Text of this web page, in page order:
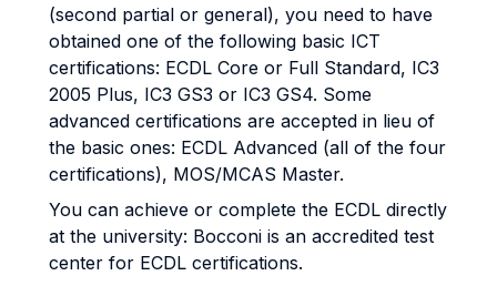
(second partial or general), you need to have
obtained one of the following basic ICT
certifications: ECDL Core or Full Standard, IC3
2005 Plus, IC3 GS3 or IC3 GS4. Some
advanced certifications are accepted in lieu of
the basic ones: ECDL Advanced (all of the four
certifications), MOS/MCAS Master.
You can achieve or complete the ECDL directly
at the university: Bocconi is an accredited test
center for ECDL certifications.